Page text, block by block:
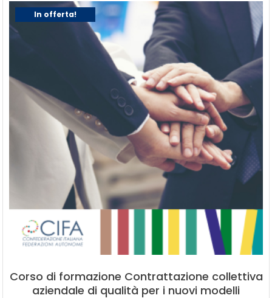
In offerta!
Corso di formazione Contrattazione collettiva
aziendale di qualità per i nuovi modelli